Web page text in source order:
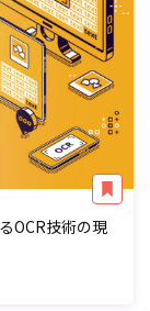
OCR技術の現